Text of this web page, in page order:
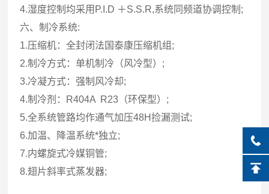
4.湿度控制均采用P.I.D ＋S.S.R,系统同频道协调控制;
六、制冷系统:
1.压缩机：全封闭法国泰康压缩机组;
2.制冷方式：单机制冷（风冷型）;
3.冷凝方式：强制风冷却;
4.制冷剂：R404A R23（环保型）;
5.全系统管路均作通气加压48H捡漏测试;
6.加温、降温系统*独立;
7.内螺旋式冷媒铜管;
8.翅片斜率式蒸发器;